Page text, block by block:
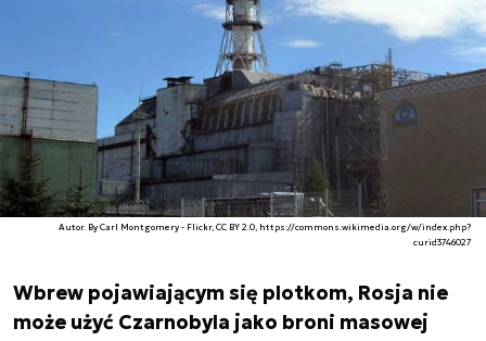
Autor. By Carl Montgomery - Flickr, CC BY 2.0, https://commons.wikimedia.org/w/index.php?
curid3746027
Wbrew pojawiającym się plotkom, Rosja nie
może użyć Czarnobyla jako broni masowej